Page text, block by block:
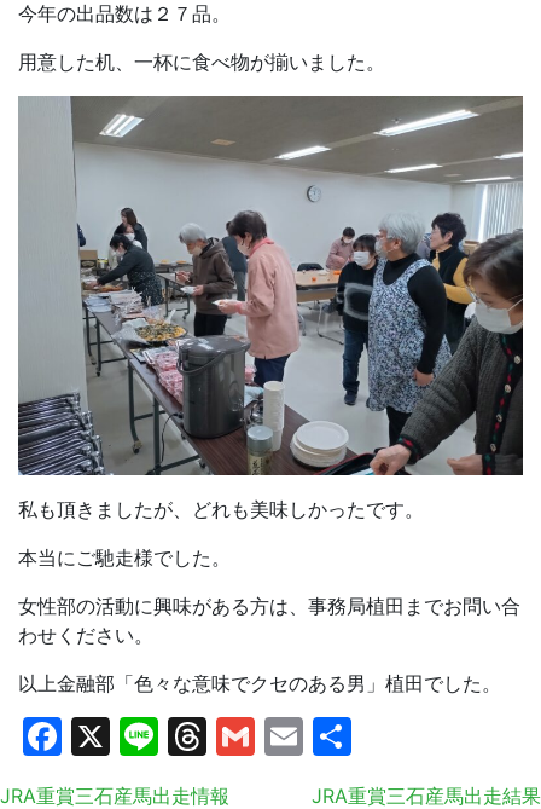
今年の出品数は２７品。
用意した机、一杯に食べ物が揃いました。
私も頂きましたが、どれも美味しかったです。
本当にご馳走様でした。
女性部の活動に興味がある方は、事務局植田までお問い合
わせください。
以上金融部「色々な意味でクセのある男」植田でした。
Facebook
X LineThreads
Gmail
Email
有
JRA重賞三石産馬出走情報
JRA重賞三石産馬出走結果